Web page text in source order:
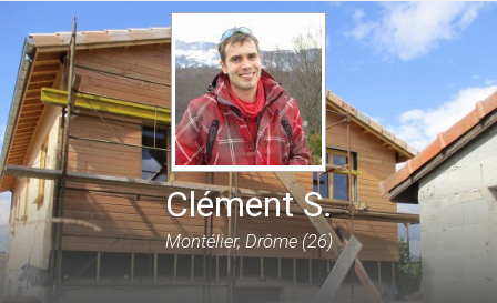
Clément S.
Montélier, Drôme (26)